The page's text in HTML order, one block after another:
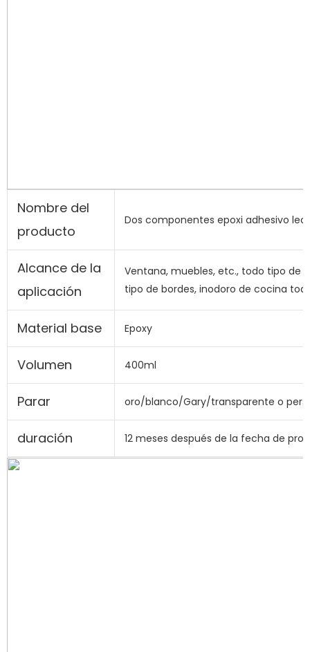
Nombre del
producto
Dos componentes epoxi adhesivo
Alcance de la
aplicación
Ventana, muebles, etc., todo tipo de
tipo de bordes, inodoro de cocina
Material base Epoxy
Volumen 400ml
Parar oro/blanco/Gary/transparente o
duración 12 meses después de la fecha de